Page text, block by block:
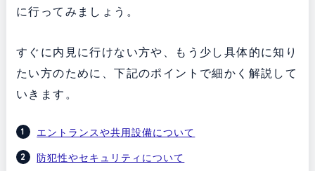
に行ってみましょう。
すぐに内見に行けない方や、もう少し具体的に知り
たい方のために、下記のポイントで細かく解説して
いきます。
エントランスや共用設備について
防犯性やセキュリティについて